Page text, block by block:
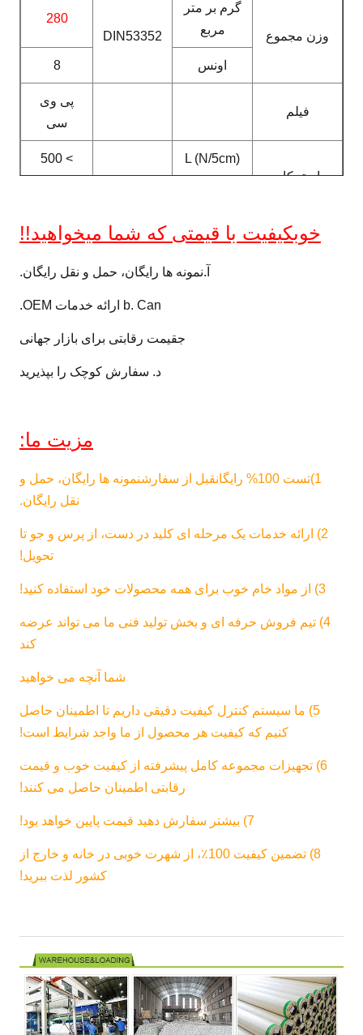
وزن مجموع
گرم بر متر
مربع
DIN53352
280
اونس 8
فیلم
پی وی
سی
استحکام
L (N/5cm)
> 500
DIN53363
> 130
N/5 سانتی
3.60
خوبکیفیت با قیمتی که شما میخواهید!!
آ.نمونه ها رایگان، حمل و نقل رایگان.
b. Can ارائه خدمات OEM.
جقیمت رقابتی برای بازار جهانی
د. سفارش کوچک را بپذیرید
مزیت ما:
1) تست 100% رایگان
قبل از سفارشنمونه ها رایگان، حمل و
نقل رایگان.
2) ارائه خدمات یک مرحله ای کلید در دست، از پرس و جو تا
تحویل!
3) از مواد خام خوب برای همه محصولات خود استفاده کنید!
4) تیم فروش حرفه ای و بخش تولید فنی ما می تواند عرضه
کند
شما آنچه می خواهید
5) ما سیستم کنترل کیفیت دقیقی داریم تا اطمینان حاصل
کنیم که کیفیت هر محصول از ما واجد شرایط است!
6) تجهیزات مجموعه کامل پیشرفته از کیفیت خوب و قیمت
رقابتی اطمینان حاصل می کنند!
7) بیشتر سفارش دهید قیمت پایین خواهد بود!
8) تضمین کیفیت 100٪، از شهرت خوبی در خانه و خارج از
کشور لذت ببرید!